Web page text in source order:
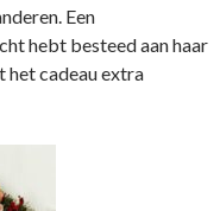
Een
hebt besteed aan haar
het cadeau extra